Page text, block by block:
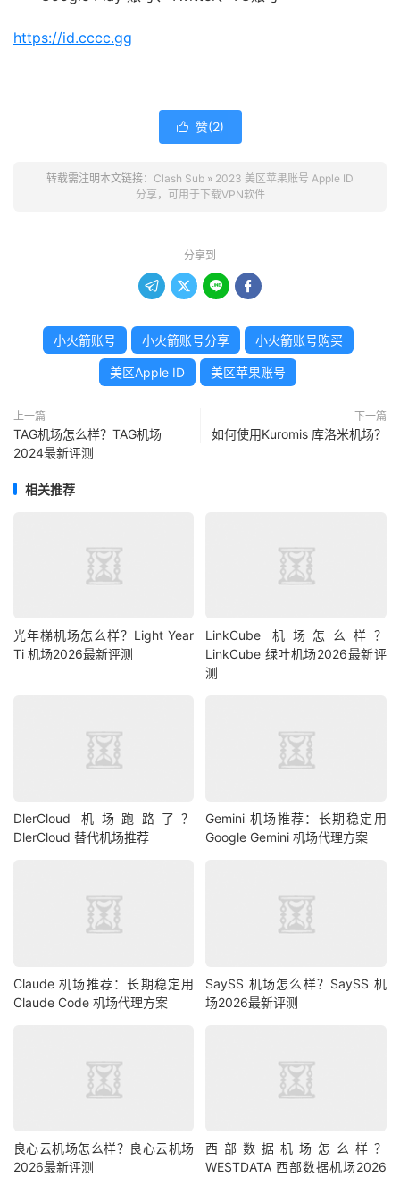
https://id.cccc.gg
 赞(2)
转载需注明本文链接： Clash Sub » 2023 美区苹果账号 Apple ID
分享，可用于下载VPN软件
分享到
   
小火箭账号 小火箭账号分享 小火箭账号购买
美区Apple ID 美区苹果账号
上一篇
TAG机场怎么样？TAG机场
2024最新评测
下一篇
如何使用Kuromis 库洛米机场？
相关推荐
光年梯机场怎么样？Light Year
Ti 机场2026最新评测
LinkCube 机场怎么样？
LinkCube 绿叶机场2026最新评
测
DlerCloud 机场跑路了？
DlerCloud 替代机场推荐
Gemini 机场推荐：长期稳定用
Google Gemini 机场代理方案
Claude 机场推荐：长期稳定用
Claude Code 机场代理方案
SaySS 机场怎么样？SaySS 机
场2026最新评测
良心云机场怎么样？良心云机场
2026最新评测
西部数据机场怎么样？
WESTDATA 西部数据机场2026